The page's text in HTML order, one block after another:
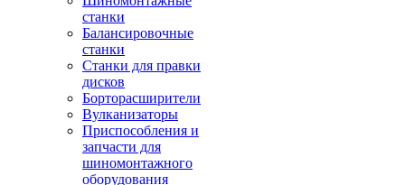
станки
Балансировочные
станки
Станки для правки
дисков
Борторасширители
Вулканизаторы
Приспособления и
запчасти для
шиномонтажного
оборудования